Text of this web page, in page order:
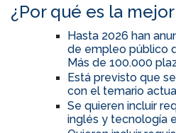
¿Por qué es la
Hasta 2026 han
de empleo público
Más de 100.000
Está previsto que
con el temario
Se quieren incluir
inglés y tecnología